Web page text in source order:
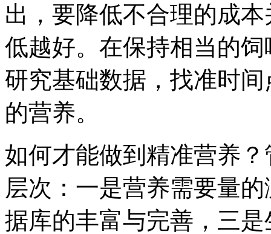
出，要降低不合理的成
低越好。在保持相当的
研究基础数据，找准时
的营养。
如何才能做到精准营养
层次：一是营养需要量
据库的丰富与完善，三